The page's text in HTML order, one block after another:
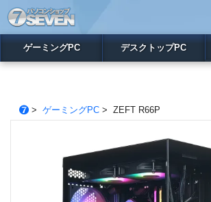
ゲーミングPC デスクトップPC
> ゲーミングPC> ZEFT R66P